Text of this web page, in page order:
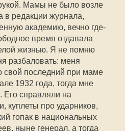
Мамы не было возле
в редакции журнала,
академию, вечно где-
время отдавала
жизнью. Я не помню
разбаловать: меня
свой последний при маме
1932 года, тогда мне
Его справляли на
куплеты про ударников,
гопак в национальных
ныне генерал, а тогда